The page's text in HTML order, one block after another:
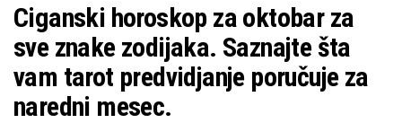
Ciganski horoskop za oktobar za
sve znake zodijaka. Saznajte šta
vam tarot predvidjanje poručuje za
naredni mesec.